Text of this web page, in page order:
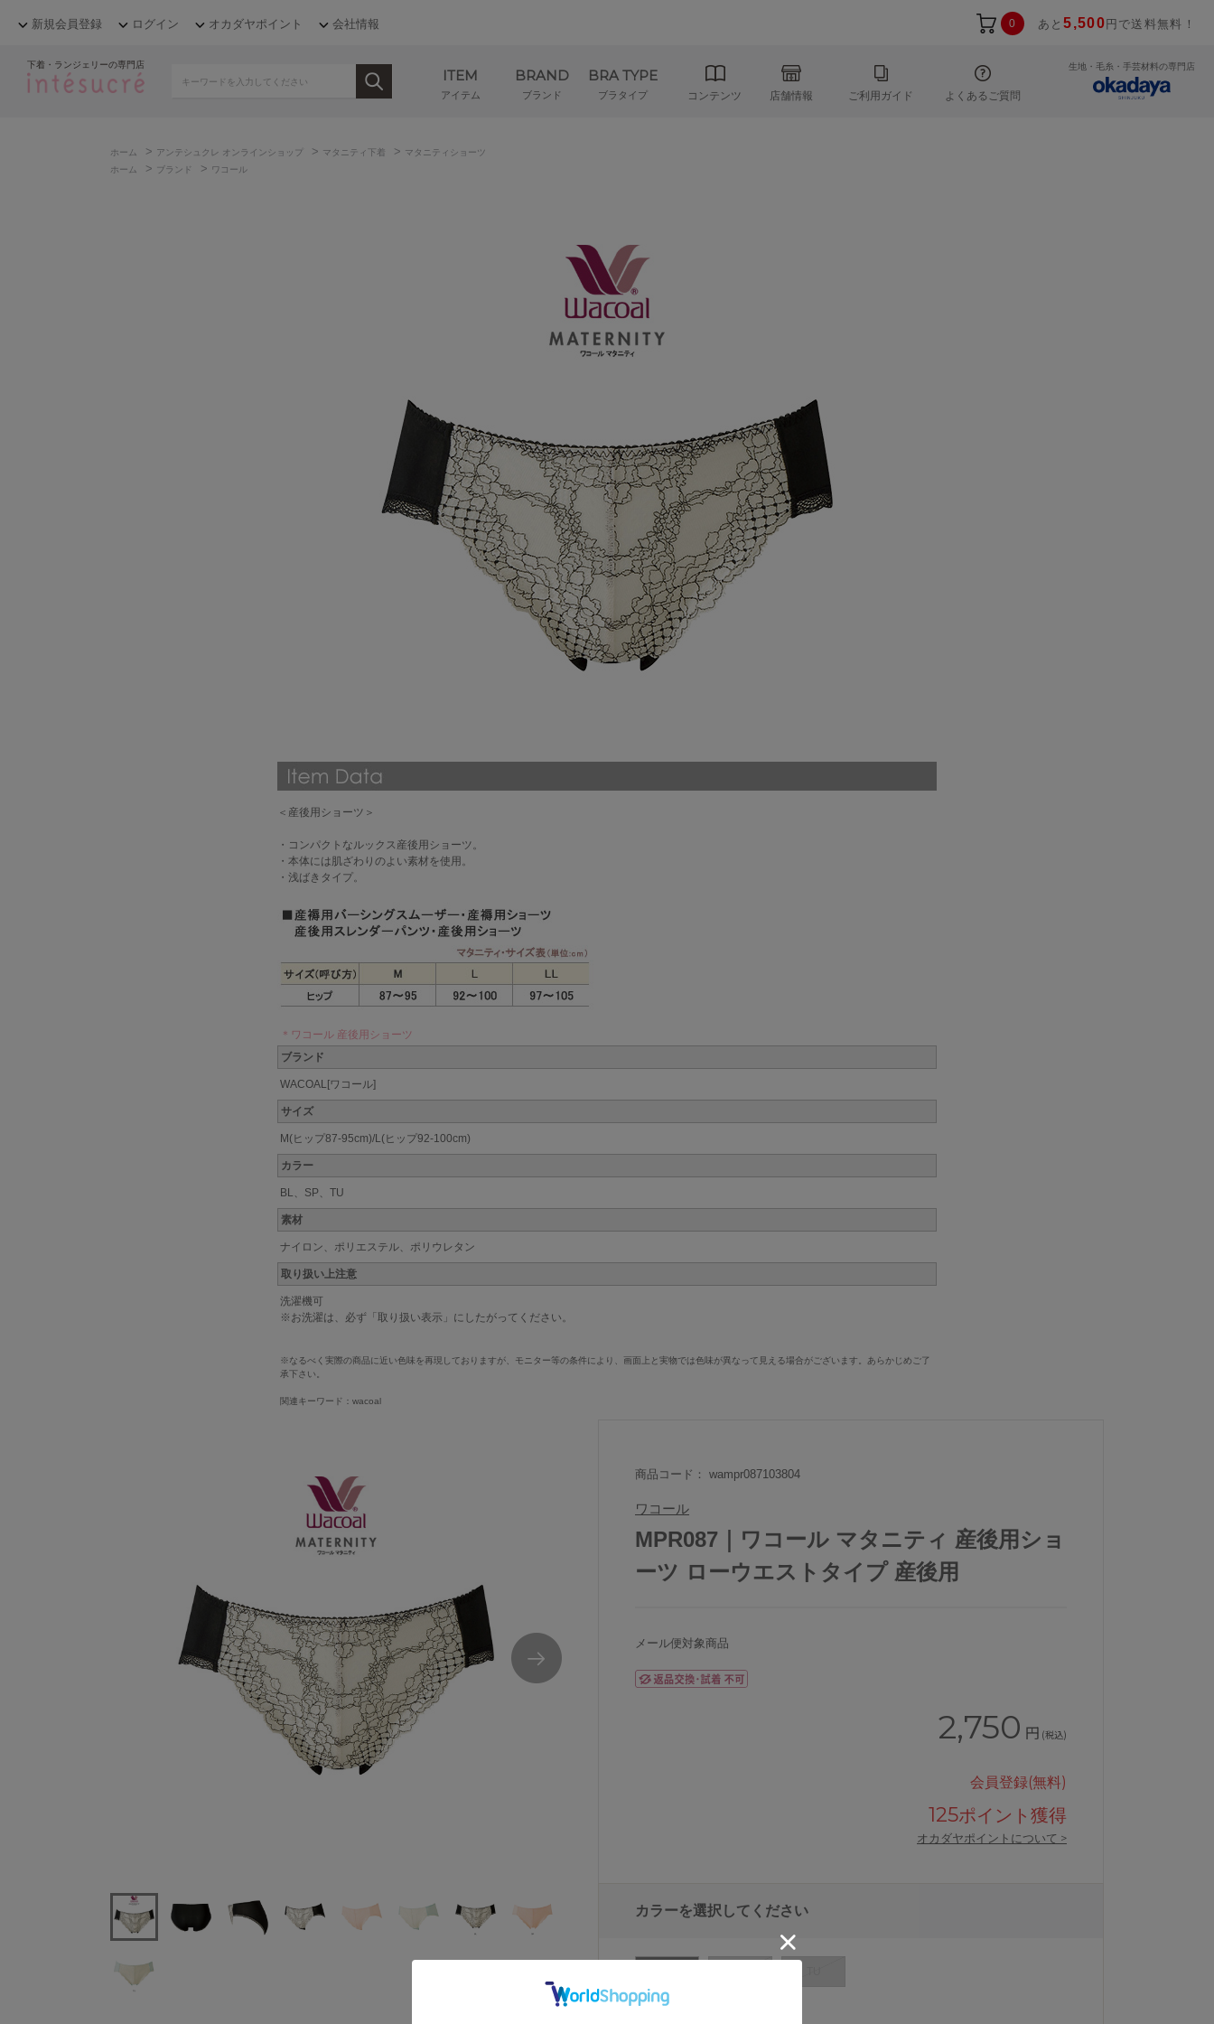
新規会員登録 ログイン オカダヤポイント 会社情報 0 あと5,500 円で送料無料！
下着・ランジェリーの専門店
ITEM
アイテム
BRAND
ブランド
BRA TYPE
ブラタイプ コンテンツ 店舗情報 ご利用ガイド よくあるご質問
生地・毛糸・手芸材料の専門店
ホーム > アンテシュクレ オンラインショップ > マタニティ下着 > マタニティショーツ
ホーム
> ブランド > ワコール
＜産後用ショーツ＞
・コンパクトなルックス産後用ショーツ。
・本体には肌ざわりのよい素材を使用。
・浅ばきタイプ。
＊ワコール 産後用ショーツ
ブランド
WACOAL[ワコール]
サイズ
M(ヒップ87-95cm)/L(ヒップ92-100cm)
カラー
BL、SP、TU
素材
ナイロン、ポリエステル、ポリウレタン
取り扱い上注意
洗濯機可
※お洗濯は、必ず「取り扱い表示」にしたがってください。
※なるべく実際の商品に近い色味を再現しておりますが、モニター等の条件により、画面上と実物では色味が異なって見える場合がございます。あらかじめご了
承下さい。
関連キーワード：wacoal
商品コード： wampr087103804
ワコール
MPR087｜ワコール マタニティ 産後用ショ
ーツ ローウエストタイプ 産後用
メール便対象商品
2,750 円 (税込)
会員登録(無料)
125ポイント獲得
オカダヤポイントについて >
カラーを選択してください
選択されたカラー：BL